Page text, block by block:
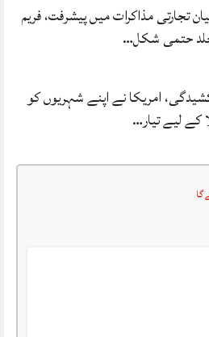
تجارتی مذاکرات میں پیشرفت، فریم
حتمی شکل…
امریکا نے اپنے شہریوں کو
کے لیے تیار…
گا